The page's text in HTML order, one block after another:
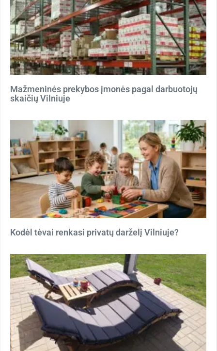
Mažmeninės prekybos įmonės pagal darbuotojų
skaičių Vilniuje
Kodėl tėvai renkasi privatų darželį Vilniuje?